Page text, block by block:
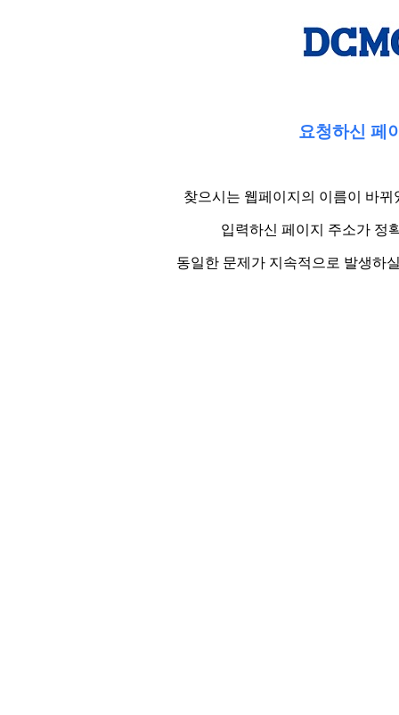
요청하신 페
찾으시는 웹페이지의 이름이 바
입력하신 페이지 주소가 정
동일한 문제가 지속적으로 발생하